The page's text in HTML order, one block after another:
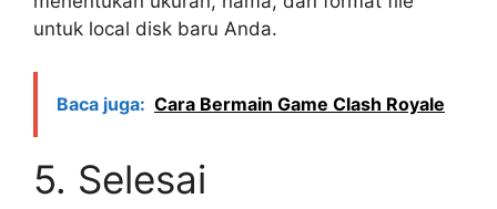
untuk local disk baru Anda.
Baca juga: Cara Bermain Game Clash Royale
5. Selesai